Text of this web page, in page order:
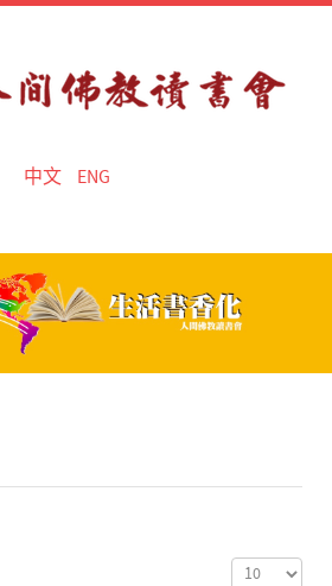
中文 ENG
顯示數目